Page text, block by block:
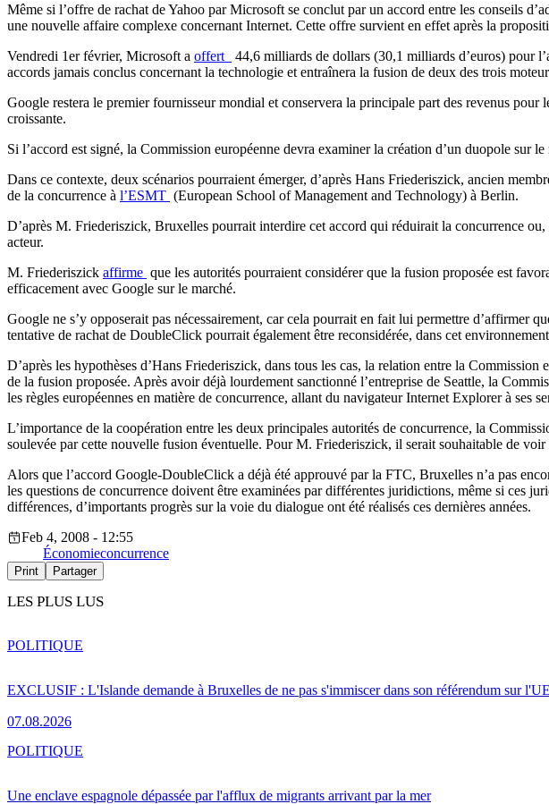
Même si l’offre de rachat de Yahoo par Microsoft se conclut par un accord entre les conseils
une nouvelle affaire complexe concernant Internet. Cette offre survient en effet après la
Vendredi 1er février, Microsoft a offert
44,6 milliards de dollars (30,1 milliards d’euros) pour
accords jamais conclus concernant la technologie et entraînera la fusion de deux des trois
Google restera le premier fournisseur mondial et conservera la principale part des revenus
croissante.
Si l’accord est signé, la Commission européenne devra examiner la création d’un duopole sur
Dans ce contexte, deux scénarios pourraient émerger, d’après Hans Friederiszick, ancien
de la concurrence à l’ESMT (European School of Management and Technology) à Berlin.
D’après M. Friederiszick, Bruxelles pourrait interdire cet accord qui réduirait la concurrence
acteur.
M. Friederiszick affirme que les autorités pourraient considérer que la fusion proposée est
efficacement avec Google sur le marché.
Google ne s’y opposerait pas nécessairement, car cela pourrait en fait lui permettre d’affirmer
tentative de rachat de DoubleClick pourrait également être reconsidérée, dans cet
D’après les hypothèses d’Hans Friederiszick, dans tous les cas, la relation entre la
de la fusion proposée. Après avoir déjà lourdement sanctionné l’entreprise de Seattle, la
les règles européennes en matière de concurrence, allant du navigateur Internet Explorer à ses
L’importance de la coopération entre les deux principales autorités de concurrence, la
soulevée par cette nouvelle fusion éventuelle. Pour M. Friederiszick, il serait souhaitable de
Alors que l’accord Google-DoubleClick a déjà été approuvé par la FTC, Bruxelles n’a pas
les questions de concurrence doivent être examinées par différentes juridictions, même si ces
différences, d’importants progrès sur la voie du dialogue ont été réalisés ces dernières années.
Feb 4, 2008 - 12:55
Économieconcurrence
Print Partager
LES PLUS LUS
EXCLUSIF : L'Islande demande à Bruxelles de ne pas s'immiscer dans son référendum sur l'UE
07.08.2026
POLITIQUE
Une enclave espagnole dépassée par l'afflux de migrants arrivant par la mer
POLITIQUE